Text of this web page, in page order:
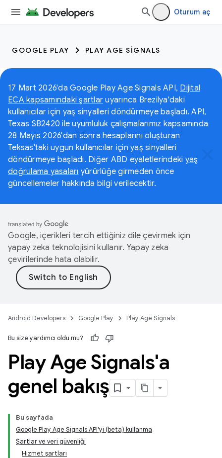
Oturum aç
GOOGLE PLAY PLAY AGE SIGNALS
17 Mart 2026'da Google Play Age Signals API, Dijital
ECA kapsamındaki şartlar uyarınca Brezilya'daki
kullanıcılar için yaş sinyalleri döndürmeye başladı. API,
Texas SB2420 ile uyumluluk çalışmalarımız kapsamında
28 Mayıs 2026'dan sonra hesaplarını oluşturan
Teksas'taki uygun kullanıcılar için yaş sinyalleri
döndürmeye başladı. Diğer ABD eyaletlerindeki yaş
doğrulama yasaları yürürlüğe girmeden önce
güncellemeler hakkında bilgi verilecektir.
Google, içerikleri tercih ettiğiniz dile çevirmek için
yapay zeka teknolojisini kullanır. Yapay zeka
çevirilerinde hata olabilir.
Android Developers Google Play Play Age Signals
Bu size yardımcı oldu mu?
Play Age Signals'a
genel bakış
Bu sayfada
Google Play Age Signals API'yi (beta) kullanma
Şartlar ve veri güvenliği
Hizmet şartları